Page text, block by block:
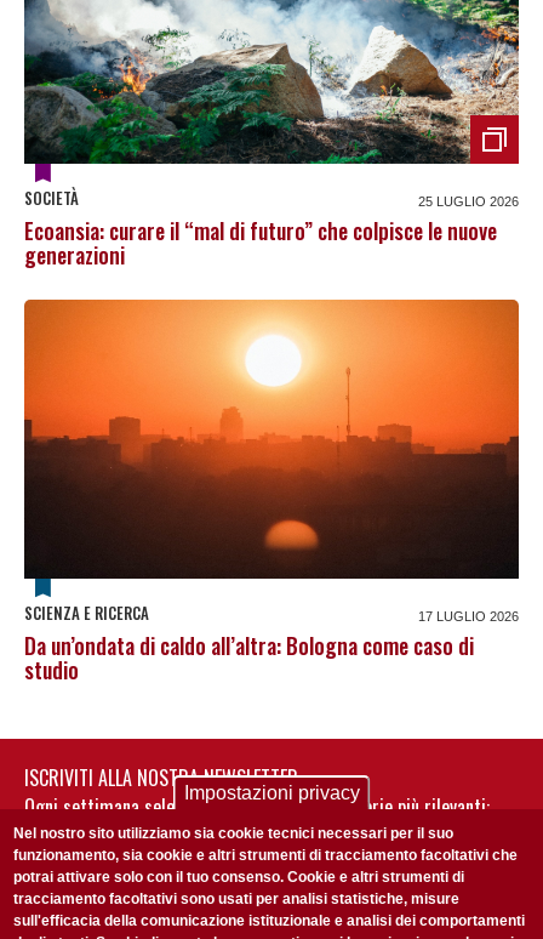
SOCIETÀ 25 LUGLIO 2026
Ecoansia: curare il “mal di futuro” che colpisce le nuove
generazioni
SCIENZA E RICERCA 17 LUGLIO 2026
Da un’ondata di caldo all’altra: Bologna come caso di
studio
ISCRIVITI ALLA NOSTRA NEWSLETTER
Ogni settimana selezioniamo per te nostre storie più rilevanti:
non perderti gli aggiornamenti della nostra newsletter
Impostazioni privacy
Nel nostro sito utilizziamo sia cookie tecnici necessari per il suo
funzionamento, sia cookie e altri strumenti di tracciamento facoltativi che
potrai attivare solo con il tuo consenso. Cookie e altri strumenti di
tracciamento facoltativi sono usati per analisi statistiche, misure
sull'efficacia della comunicazione istituzionale e analisi dei comportamenti